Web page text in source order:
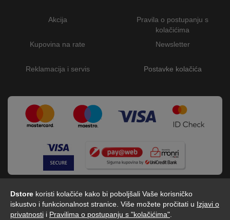
Dstore koristi kolačiće kako bi poboljšali Vaše korisničko
iskustvo i funkcionalnost stranice. Više možete pročitati u Izjavi o
privatnosti i Pravilima o postupanju s "kolačićima"
Akcija
Kupovina na rate
Reklamacija i servis
Pravila o postupanju s
kolačićima
Newsletter
Postavke kolačića